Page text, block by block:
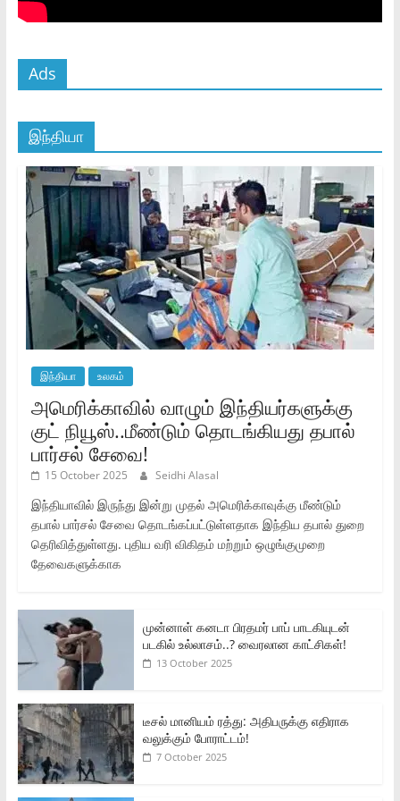
Ads
இந்தியா
இந்தியா உலகம்
அமெரிக்காவில் வாழும் இந்தியர்களுக்கு
குட் நியூஸ்..மீண்டும் தொடங்கியது தபால்
பார்சல் சேவை!
15 October 2025 Seidhi Alasal
இந்தியாவில் இருந்து இன்று முதல் அமெரிக்காவுக்கு மீண்டும்
தபால் பார்சல் சேவை தொடங்கப்பட்டுள்ளதாக இந்திய தபால் துறை
தெரிவித்துள்ளது. புதிய வரி விகிதம் மற்றும் ஒழுங்குமுறை
தேவைகளுக்காக
முன்னாள் கனடா பிரதமர் பாப் பாடகியுடன்
படகில் உல்லாசம்..? வைரலான காட்சிகள்!
13 October 2025
டீசல் மானியம் ரத்து: அதிபருக்கு எதிராக
வலுக்கும் போராட்டம்!
7 October 2025